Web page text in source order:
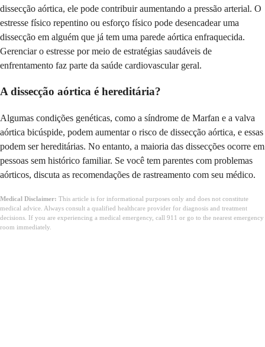
dissecção aórtica, ele pode contribuir aumentando a pressão arterial. O
estresse físico repentino ou esforço físico pode desencadear uma
dissecção em alguém que já tem uma parede aórtica enfraquecida.
Gerenciar o estresse por meio de estratégias saudáveis de
enfrentamento faz parte da saúde cardiovascular geral.
A dissecção aórtica é hereditária?
Algumas condições genéticas, como a síndrome de Marfan e a valva
aórtica bicúspide, podem aumentar o risco de dissecção aórtica, e essas
podem ser hereditárias. No entanto, a maioria das dissecções ocorre em
pessoas sem histórico familiar. Se você tem parentes com problemas
aórticos, discuta as recomendações de rastreamento com seu médico.
Medical Disclaimer: This article is for informational purposes only and does not constitute
medical advice. Always consult a qualified healthcare provider for diagnosis and treatment
decisions. If you are experiencing a medical emergency, call 911 or go to the nearest emergency
room immediately.